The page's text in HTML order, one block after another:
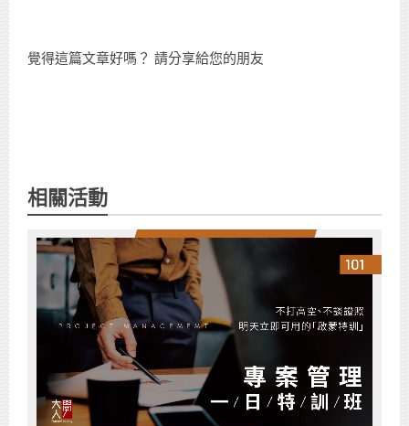
覺得這篇文章好嗎？ 請分享給您的朋友
相關活動